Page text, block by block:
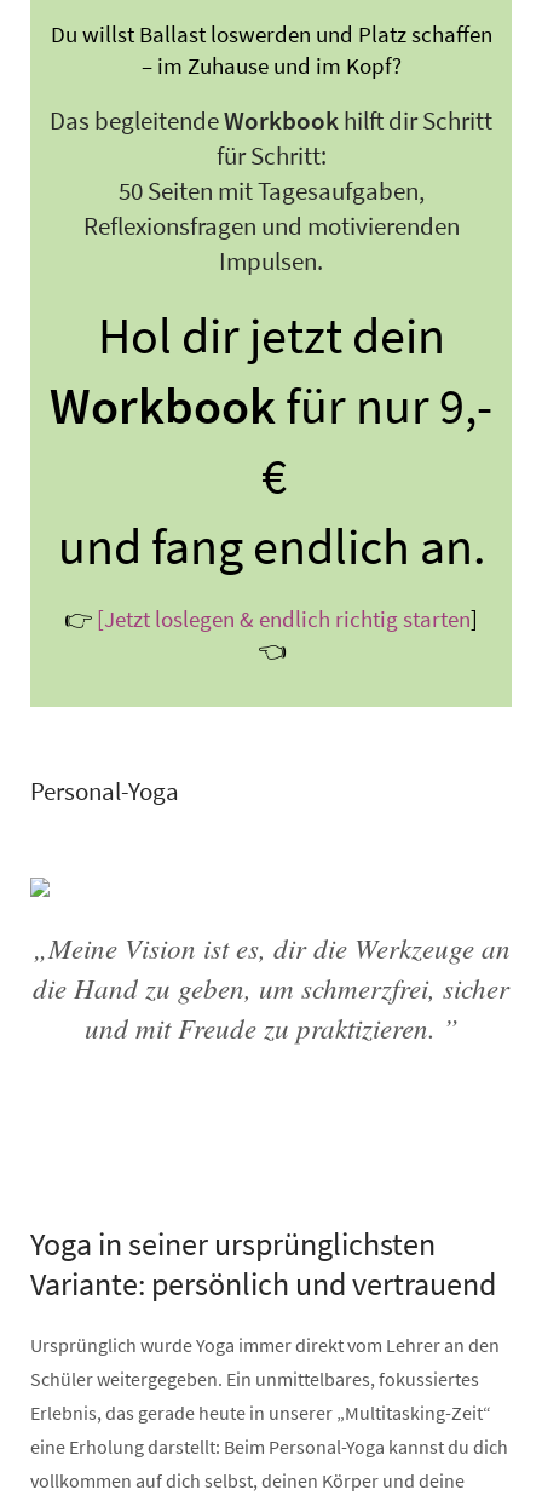
Du willst Ballast loswerden und Platz schaffen
– im Zuhause und im Kopf?
Das begleitendeWorkbookhilft dir Schritt
für Schritt:
50 Seiten mit Tagesaufgaben,
Reflexionsfragen und motivierenden
Impulsen.
Hol dir jetzt dein
Workbookfür nur 9,-
€
und fang endlich an.
👉 [Jetzt loslegen & endlich richtig starten]
👈
Personal-Yoga
„Meine Vision ist es, dir die Werkzeuge an
die Hand zu geben, um schmerzfrei, sicher
und mit Freude zu praktizieren. ”
Yoga in seiner ursprünglichsten
Variante: persönlich und vertrauend
Ursprünglich wurde Yoga immer direkt vom Lehrer an den
Schüler weitergegeben. Ein unmittelbares, fokussiertes
Erlebnis, das gerade heute in unserer „Multitasking-Zeit“
eine Erholung darstellt: Beim Personal-Yoga kannst du dich
vollkommen auf dich selbst, deinen Körper und deine